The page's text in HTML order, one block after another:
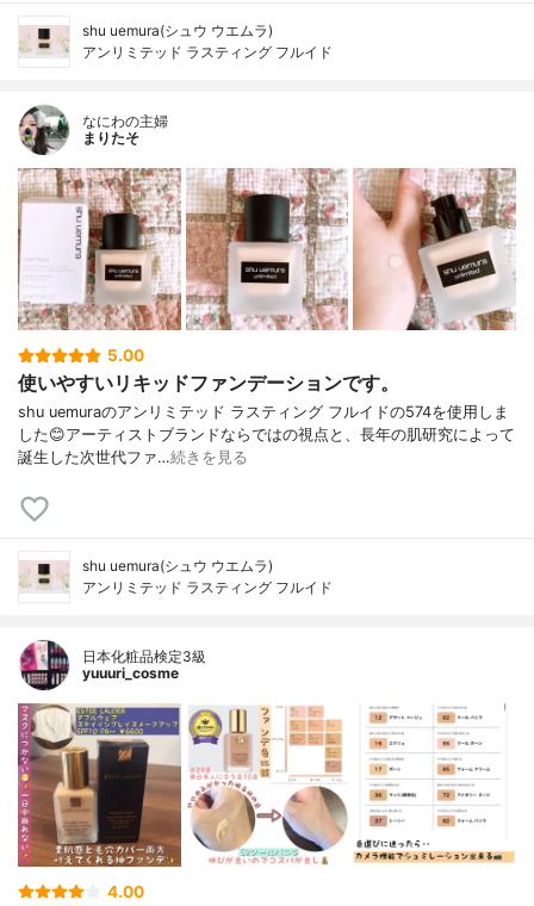
shu uemura(シュウ ウエムラ)
アンリミテッド ラスティング フルイド
なにわの主婦
まりたそ
5.00
使いやすいリキッドファンデーションです。
shu uemuraのアンリミテッド ラスティング フルイドの574を使用しま
した😊アーティストブランドならではの視点と、長年の肌研究によって
誕生した次世代ファ…続きを見る
shu uemura(シュウ ウエムラ)
アンリミテッド ラスティング フルイド
日本化粧品検定3級
yuuuri_cosme
4.00